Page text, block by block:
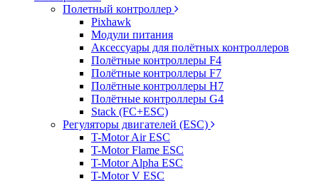
Полетный контроллер
Pixhawk
Модули питания
Аксессуары для полётных контроллеров
Полётные контроллеры F4
Полётные контроллеры F7
Полётные контроллеры H7
Полётные контроллеры G4
Stack (FC+ESC)
Регуляторы двигателей (ESC)
T-Motor Air ESC
T-Motor Flame ESC
T-Motor Alpha ESC
T-Motor V ESC